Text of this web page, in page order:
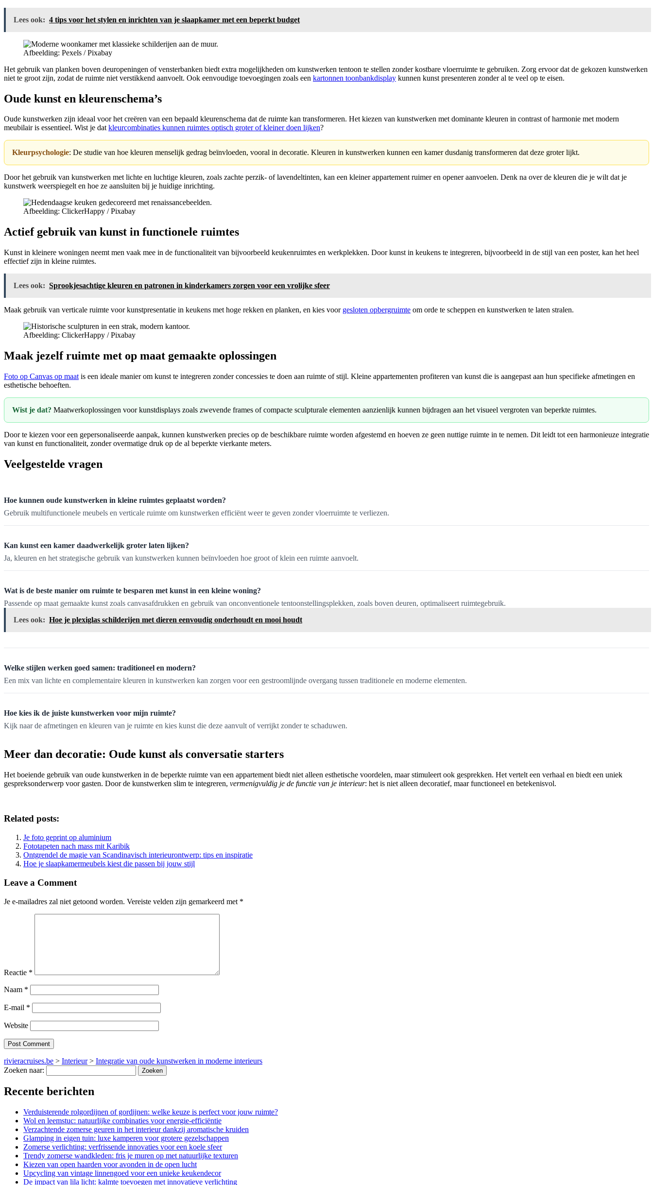
Lees ook: 4 tips voor het stylen en inrichten van je slaapkamer met een beperkt budget
Afbeelding: Pexels / Pixabay
Het gebruik van planken boven deuropeningen of vensterbanken biedt extra mogelijkheden om kunstwerken tentoon te stellen zonder kostbare vloerruimte te gebruiken. Zorg ervoor dat de gekozen kunstwerken
niet te groot zijn, zodat de ruimte niet verstikkend aanvoelt. Ook eenvoudige toevoegingen zoals een kartonnen toonbankdisplay kunnen kunst presenteren zonder al te veel op te eisen.
Oude kunst en kleurenschema’s
Oude kunstwerken zijn ideaal voor het creëren van een bepaald kleurenschema dat de ruimte kan transformeren. Het kiezen van kunstwerken met dominante kleuren in contrast of harmonie met modern
meubilair is essentieel. Wist je datkleurcombinaties kunnen ruimtes optisch groter of kleiner doen lijken?
Kleurpsychologie: De studie van hoe kleuren menselijk gedrag beïnvloeden, vooral in decoratie. Kleuren in kunstwerken kunnen een kamer dusdanig transformeren dat deze groter lijkt.
Door het gebruik van kunstwerken met lichte en luchtige kleuren, zoals zachte perzik- of lavendeltinten, kan een kleiner appartement ruimer en opener aanvoelen. Denk na over de kleuren die je wilt dat je
kunstwerk weerspiegelt en hoe ze aansluiten bij je huidige inrichting.
Afbeelding: ClickerHappy / Pixabay
Actief gebruik van kunst in functionele ruimtes
Kunst in kleinere woningen neemt men vaak mee in de functionaliteit van bijvoorbeeld keukenruimtes en werkplekken. Door kunst in keukens te integreren, bijvoorbeeld in de stijl van een poster, kan het heel
effectief zijn in kleine ruimtes.
Lees ook: Sprookjesachtige kleuren en patronen in kinderkamers zorgen voor een vrolijke sfeer
Maak gebruik van verticale ruimte voor kunstpresentatie in keukens met hoge rekken en planken, en kies voor gesloten opbergruimte om orde te scheppen en kunstwerken te laten stralen.
Afbeelding: ClickerHappy / Pixabay
Maak jezelf ruimte met op maat gemaakte oplossingen
Foto op Canvas op maat is een ideale manier om kunst te integreren zonder concessies te doen aan ruimte of stijl. Kleine appartementen profiteren van kunst die is aangepast aan hun specifieke afmetingen en
esthetische behoeften.
Wist je dat? Maatwerkoplossingen voor kunstdisplays zoals zwevende frames of compacte sculpturale elementen aanzienlijk kunnen bijdragen aan het visueel vergroten van beperkte ruimtes.
Door te kiezen voor een gepersonaliseerde aanpak, kunnen kunstwerken precies op de beschikbare ruimte worden afgestemd en hoeven ze geen nuttige ruimte in te nemen. Dit leidt tot een harmonieuze integratie
van kunst en functionaliteit, zonder overmatige druk op de al beperkte vierkante meters.
Veelgestelde vragen
Hoe kunnen oude kunstwerken in kleine ruimtes geplaatst worden?
Gebruik multifunctionele meubels en verticale ruimte om kunstwerken efficiënt weer te geven zonder vloerruimte te verliezen.
Kan kunst een kamer daadwerkelijk groter laten lijken?
Ja, kleuren en het strategische gebruik van kunstwerken kunnen beïnvloeden hoe groot of klein een ruimte aanvoelt.
Wat is de beste manier om ruimte te besparen met kunst in een kleine woning?
Passende op maat gemaakte kunst zoals canvasafdrukken en gebruik van onconventionele tentoonstellingsplekken, zoals boven deuren, optimaliseert ruimtegebruik.
Lees ook: Hoe je plexiglas schilderijen met dieren eenvoudig onderhoudt en mooi houdt
Welke stijlen werken goed samen: traditioneel en modern?
Een mix van lichte en complementaire kleuren in kunstwerken kan zorgen voor een gestroomlijnde overgang tussen traditionele en moderne elementen.
Hoe kies ik de juiste kunstwerken voor mijn ruimte?
Kijk naar de afmetingen en kleuren van je ruimte en kies kunst die deze aanvult of verrijkt zonder te schaduwen.
Meer dan decoratie: Oude kunst als conversatie starters
Het boeiende gebruik van oude kunstwerken in de beperkte ruimte van een appartement biedt niet alleen esthetische voordelen, maar stimuleert ook gesprekken. Het vertelt een verhaal en biedt een uniek
gespreksonderwerp voor gasten. Door de kunstwerken slim te integreren, vermenigvuldig je de functie van je interieur: het is niet alleen decoratief, maar functioneel en betekenisvol.
Related posts:
Je foto geprint op aluminium
Fototapeten nach mass mit Karibik
Ontgrendel de magie van Scandinavisch interieurontwerp: tips en inspiratie
Hoe je slaapkamermeubels kiest die passen bij jouw stijl
Leave a Comment
Je e-mailadres zal niet getoond worden. Vereiste velden zijn gemarkeerd met *
Reactie *
Naam *
E-mail *
Website
rivieracruises.be > Interieur> Integratie van oude kunstwerken in moderne interieurs
Zoeken naar:
Recente berichten
Verduisterende rolgordijnen of gordijnen: welke keuze is perfect voor jouw ruimte?
Wol en leemstuc: natuurlijke combinaties voor energie-efficiëntie
Verzachtende zomerse geuren in het interieur dankzij aromatische kruiden
Glamping in eigen tuin: luxe kamperen voor grotere gezelschappen
Zomerse verlichting: verfrissende innovaties voor een koele sfeer
Trendy zomerse wandkleden: fris je muren op met natuurlijke texturen
Kiezen van open haarden voor avonden in de open lucht
Upcycling van vintage linnengoed voor een unieke keukendecor
De impact van lila licht: kalmte toevoegen met innovatieve verlichting